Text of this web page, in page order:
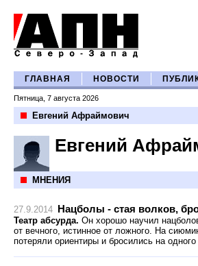
ГЛАВНАЯ НОВОСТИ
Пятница, 7 августа 2026
Евгений Афраймович
Евгений
МНЕНИЯ
27.9.2014 Нацболы - стая волков,
Театр абсурда. Он хорошо научил
от вечного, истинное от ложного. На
потеряли ориентиры и бросились на